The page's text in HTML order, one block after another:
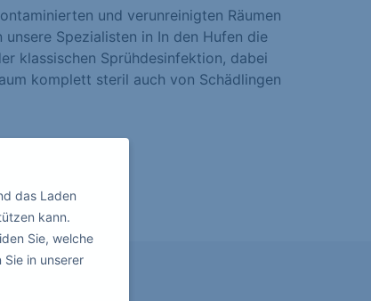
und verunreinigten Räumen
unsere Spezialisten in In den Hufen die
klassischen Sprühdesinfektion, dabei
komplett steril auch von Schädlingen
das Laden
kann.
Sie, welche
in unserer